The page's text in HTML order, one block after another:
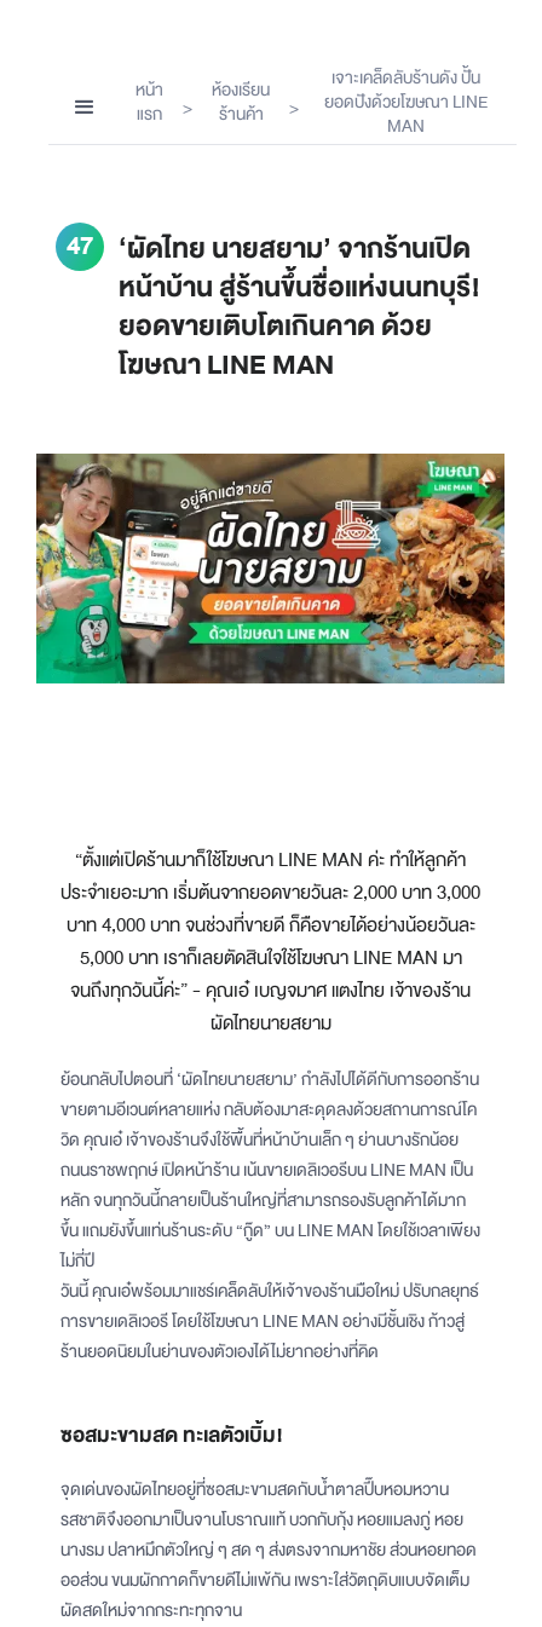
หน้า
แรก
>
ห้องเรียน
ร้านค้า
>
เจาะเคล็ดลับร้านดัง ปั้น
ยอดปังด้วยโฆษณา LINE
MAN
47 ‘ผัดไทย นายสยาม’ จากร้านเปิด
หน้าบ้าน สู่ร้านขึ้นชื่อแห่งนนทบุรี!
ยอดขายเติบโตเกินคาด ด้วย
โฆษณา LINE MAN
“ตั้งแต่เปิดร้านมาก็ใช้โฆษณา LINE MAN ค่ะ ทำให้ลูกค้า
ประจำเยอะมาก เริ่มต้นจากยอดขายวันละ 2,000 บาท 3,000
บาท 4,000 บาท จนช่วงที่ขายดี ก็คือขายได้อย่างน้อยวันละ
5,000 บาท เราก็เลยตัดสินใจใช้โฆษณา LINE MAN มา
จนถึงทุกวันนี้ค่ะ” - คุณเอ๋ เบญจมาศ แตงไทย เจ้าของร้าน
ผัดไทยนายสยาม
ย้อนกลับไปตอนที่ ‘ผัดไทยนายสยาม’ กำลังไปได้ดีกับการออกร้าน
ขายตามอีเวนต์หลายแห่ง กลับต้องมาสะดุดลงด้วยสถานการณ์โค
วิด คุณเอ๋ เจ้าของร้านจึงใช้พื้นที่หน้าบ้านเล็ก ๆ ย่านบางรักน้อย
ถนนราชพฤกษ์ เปิดหน้าร้าน เน้นขายเดลิเวอรีบน LINE MAN เป็น
หลัก จนทุกวันนี้กลายเป็นร้านใหญ่ที่สามารถรองรับลูกค้าได้มาก
ขึ้น แถมยังขึ้นแท่นร้านระดับ “กู๊ด” บน LINE MAN โดยใช้เวลาเพียง
ไม่กี่ปี
วันนี้ คุณเอ๋พร้อมมาแชร์เคล็ดลับให้เจ้าของร้านมือใหม่ ปรับกลยุทธ์
การขายเดลิเวอรี โดยใช้โฆษณา LINE MAN อย่างมีชั้นเชิง ก้าวสู่
ร้านยอดนิยมในย่านของตัวเองได้ไม่ยากอย่างที่คิด
ซอสมะขามสด ทะเลตัวเบิ้ม!
จุดเด่นของผัดไทยอยู่ที่ซอสมะขามสดกับน้ำตาลปี๊บหอมหวาน
รสชาติจึงออกมาเป็นจานโบราณแท้ บวกกับกุ้ง หอยแมลงภู่ หอย
นางรม ปลาหมึกตัวใหญ่ ๆ สด ๆ ส่งตรงจากมหาชัย ส่วนหอยทอด
ออส่วน ขนมผักกาดก็ขายดีไม่แพ้กัน เพราะใส่วัตถุดิบแบบจัดเต็ม
ผัดสดใหม่จากกระทะทุกจาน